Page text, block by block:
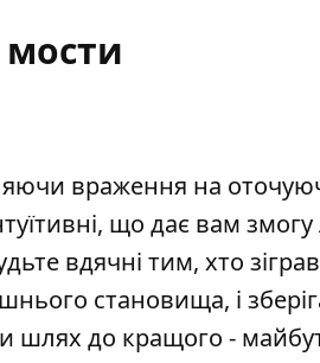
враження на
що дає вам змогу
вдячні тим, хто зіграв
становища, і
шлях до кращого -